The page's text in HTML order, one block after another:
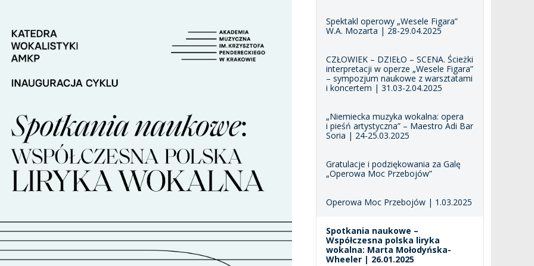
Spektakl operowy „Wesele Figara”
W.A. Mozarta | 28-29.04.2025
CZŁOWIEK – DZIEŁO – SCENA. Ścieżki
interpretacji w operze „Wesele Figara”
– sympozjum naukowe z warsztatami
i koncertem | 31.03-2.04.2025
„Niemiecka muzyka wokalna: opera
i pieśń artystyczna” – Maestro Adi Bar
Soria | 24-25.03.2025
Gratulacje i podziękowania za Galę
„Operowa Moc Przebojów”
Operowa Moc Przebojów | 1.03.2025
Spotkania naukowe –
Współczesna polska liryka
wokalna: Marta Mołodyńska-
Wheeler | 26.01.2025